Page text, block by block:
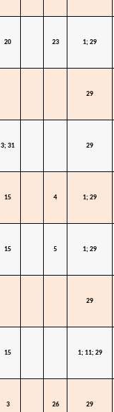
20 23 1; 29
29
3; 31 29
15 4 1; 29
15 5 1; 29
29
15 1; 11; 29
3 26 29